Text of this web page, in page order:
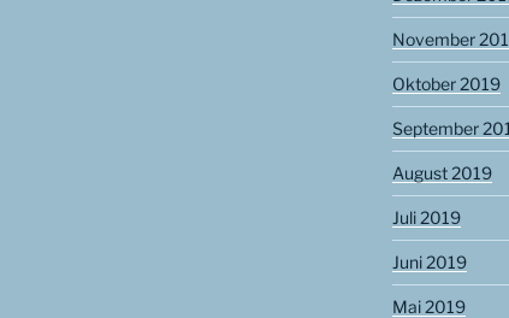
November
Oktober 2019
September
August 2019
Juli 2019
Juni 2019
Mai 2019